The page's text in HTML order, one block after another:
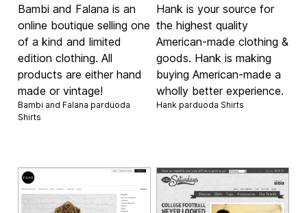
Bambi and Falana is an
online boutique selling one
of a kind and limited
edition clothing. All
products are either hand
made or vintage!
Bambi and Falana parduoda
Shirts
Hank is your source for
the highest quality
American-made clothing &
goods. Hank is making
buying American-made a
wholly better experience.
Hank parduoda Shirts